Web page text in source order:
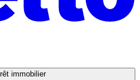
immobilier